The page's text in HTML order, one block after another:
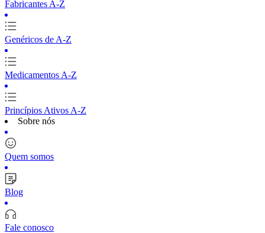
Fabricantes A-Z
Genéricos de A-Z
Medicamentos A-Z
Princípios Ativos A-Z
Sobre nós
Quem somos
Blog
Fale conosco